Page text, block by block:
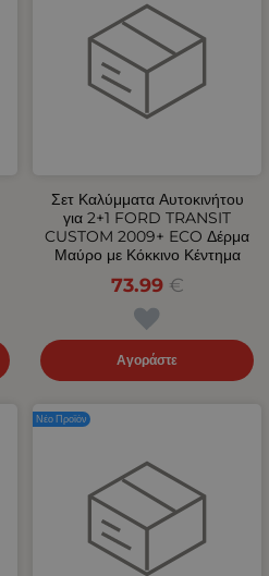
Σετ Καλύμματα Αυτοκινήτου
για 2+1 FORD TRANSIT
CUSTOM 2009+ ECO Δέρμα
Μαύρο με Κόκκινο Κέντημα
73.99 €
Αγοράστε
Νέο Προϊόν